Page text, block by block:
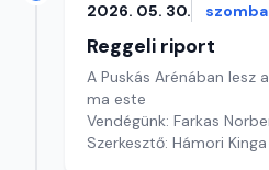
2026. 05. 30.
Reggeli riport
A Puskás Arénában lesz
ma este
Vendégünk: Farkas
Szerkesztő: Hámori Kinga